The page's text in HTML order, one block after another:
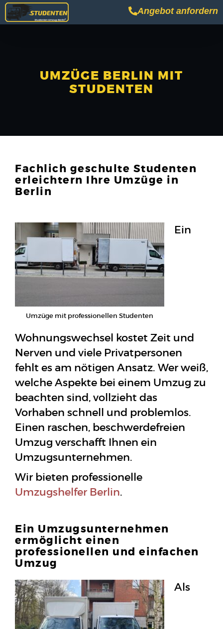
Angebot anfordern
UMZÜGE BERLIN MIT
STUDENTEN
Fachlich geschulte Studenten
erleichtern Ihre Umzüge in
Berlin
Umzüge mit professionellen Studenten
Ein
Wohnungswechsel kostet Zeit und
Nerven und viele Privatpersonen
fehlt es am nötigen Ansatz. Wer weiß,
welche Aspekte bei einem Umzug zu
beachten sind, vollzieht das
Vorhaben schnell und problemlos.
Einen raschen, beschwerdefreien
Umzug verschafft Ihnen ein
Umzugsunternehmen.
Wir bieten professionelle
Umzugshelfer Berlin.
Ein Umzugsunternehmen
ermöglicht einen
professionellen und einfachen
Umzug
Als